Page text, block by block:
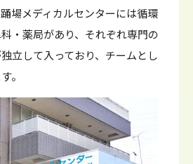
場メディカルセンターには循環
・薬局があり、それぞれ専門の
立して入っており、チームとし
。